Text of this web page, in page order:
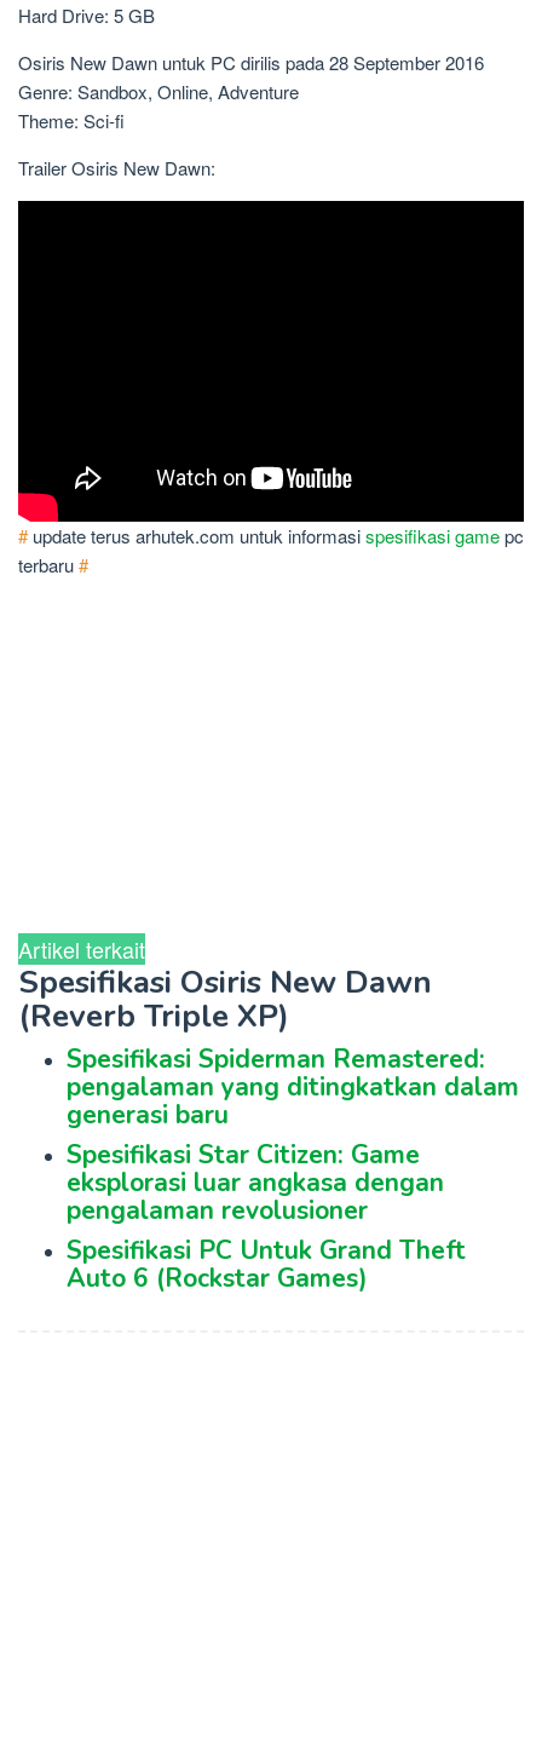
Hard Drive: 5 GB
Osiris New Dawn untuk PC dirilis pada 28 September 2016
Genre: Sandbox, Online, Adventure
Theme: Sci-fi
Trailer Osiris New Dawn:
#update terus arhutek.com untuk informasispesifikasi gamepc
terbaru#
Artikel terkait
Spesifikasi Osiris New Dawn
(Reverb Triple XP)
Spesifikasi Spiderman Remastered:
pengalaman yang ditingkatkan dalam
generasi baru
Spesifikasi Star Citizen: Game
eksplorasi luar angkasa dengan
pengalaman revolusioner
Spesifikasi PC Untuk Grand Theft
Auto 6 (Rockstar Games)